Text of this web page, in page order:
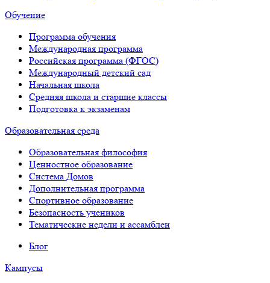
Обучение
Программа обучения
Международная программа
Российская программа (ФГОС)
Международный детский сад
Начальная школа
Средняя школа и старшие классы
Подготовка к экзаменам
Образовательная среда
Образовательная философия
Ценностное образование
Система Домов
Дополнительная программа
Спортивное образование
Безопасность учеников
Тематические недели и ассамблеи
Блог
Кампусы